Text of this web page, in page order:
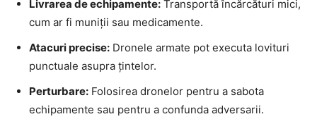
Livrarea de echipamente: Transportă încărcături mici,
cum ar fi muniții sau medicamente.
Atacuri precise: Dronele armate pot executa lovituri
punctuale asupra țintelor.
Perturbare: Folosirea dronelor pentru a sabota
echipamente sau pentru a confunda adversarii.